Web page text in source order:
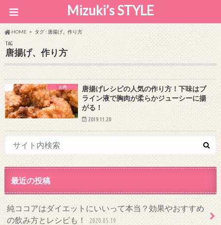
Mizuki’s STYLE
HOME タグ : 唐揚げ、作り方
TAG
唐揚げ、作り方
お肉
唐揚げレシピの人気の作り方！下味はブ
ライン液で胸肉が柔らかジューシーに揚
がる！
2019.11.20
最近の投稿
純ココアはダイエットにいいって本当？効果やおすすめ
の飲み方とレシピも！
2020.05.19